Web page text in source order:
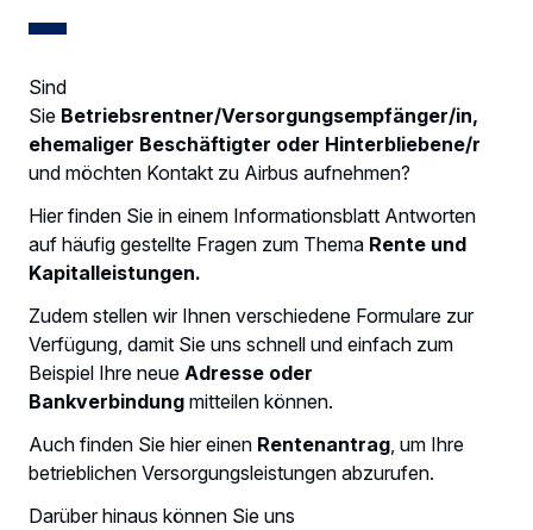
Sind
Sie Betriebsrentner/Versorgungsempfänger/in,
ehemaliger Beschäftigter oder Hinterbliebene/r
und möchten Kontakt zu Airbus aufnehmen?
Hier finden Sie in einem Informationsblatt Antworten
auf häufig gestellte Fragen zum Thema Rente und
Kapitalleistungen.
Zudem stellen wir Ihnen verschiedene Formulare zur
Verfügung, damit Sie uns schnell und einfach zum
Beispiel Ihre neue Adresse oder
Bankverbindung mitteilen können.
Auch finden Sie hier einen Rentenantrag , um Ihre
betrieblichen Versorgungsleistungen abzurufen.
Darüber hinaus können Sie uns